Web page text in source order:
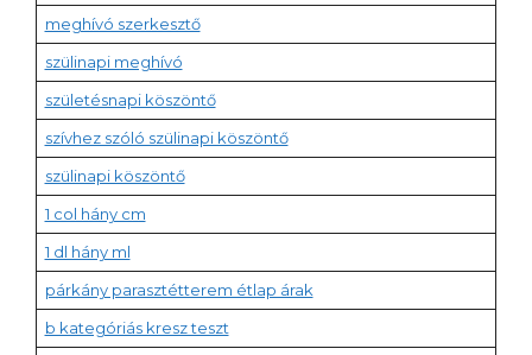
meghívó szerkesztő
szülinapi meghívó
születésnapi köszöntő
szívhez szóló szülinapi köszöntő
szülinapi köszöntő
1 col hány cm
1 dl hány ml
párkány parasztétterem étlap árak
b kategóriás kresz teszt